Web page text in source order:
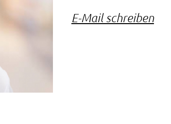
E-Mail schreiben